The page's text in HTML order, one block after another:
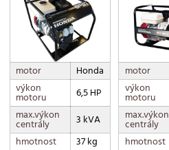
motor
Honda
výkon
motoru
6,5 HP
max.výkon
centrály
3 kVA
hmotnost
37 kg
motor
výkon
motoru
max.výkon
centrály
hmotnost